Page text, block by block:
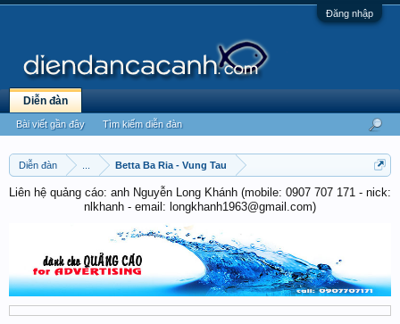
Đăng nhập
Diễn đàn Betta Ba Ria - Vung Tau
Liên hệ quảng cáo: anh Nguyễn Long Khánh (mobile: 0907 707 171 - nick:
nlkhanh - email: longkhanh1963@gmail.com)
Diễn đàn
Bài viết gần đây Tìm kiếm diễn đàn